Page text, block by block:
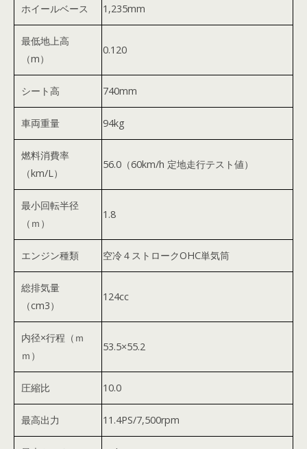
ホイールベース 1,235mm
最低地上高
（m）
0.120
シート高 740mm
車両重量 94kg
燃料消費率
（km/L）
56.0（60km/h 定地走行テスト値）
最小回転半径
（ｍ）
1.8
エンジン種類 空冷４ストロークOHC単気筒
総排気量
（cm3）
124cc
内径×行程（ｍ
ｍ）
53.5×55.2
圧縮比 10.0
最高出力 11.4PS/7,500rpm